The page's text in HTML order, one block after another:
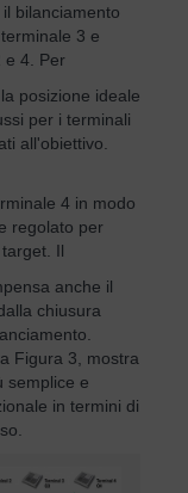
bilanciamento
3 e
e 4. Per
posizione ideale
per i terminali
all'obiettivo.
4 in modo
regolato per
Il
anche il
chiusura
Figura 3, mostra
semplice e
in termini di